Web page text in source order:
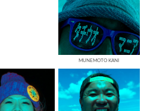
MUNEMOTO KANI